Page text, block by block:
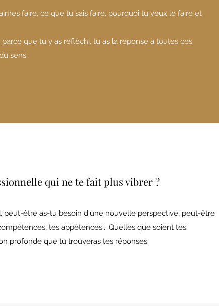
faire, ce que tu sais faire, pourquoi tu veux le faire et
que tu y as réfléchi, tu as la réponse à toutes ces
sens.
qui ne te fait plus vibrer ?
être as-tu besoin d'une nouvelle perspective, peut-être
tes appétences... Quelles que soient tes
profonde que tu trouveras tes réponses.